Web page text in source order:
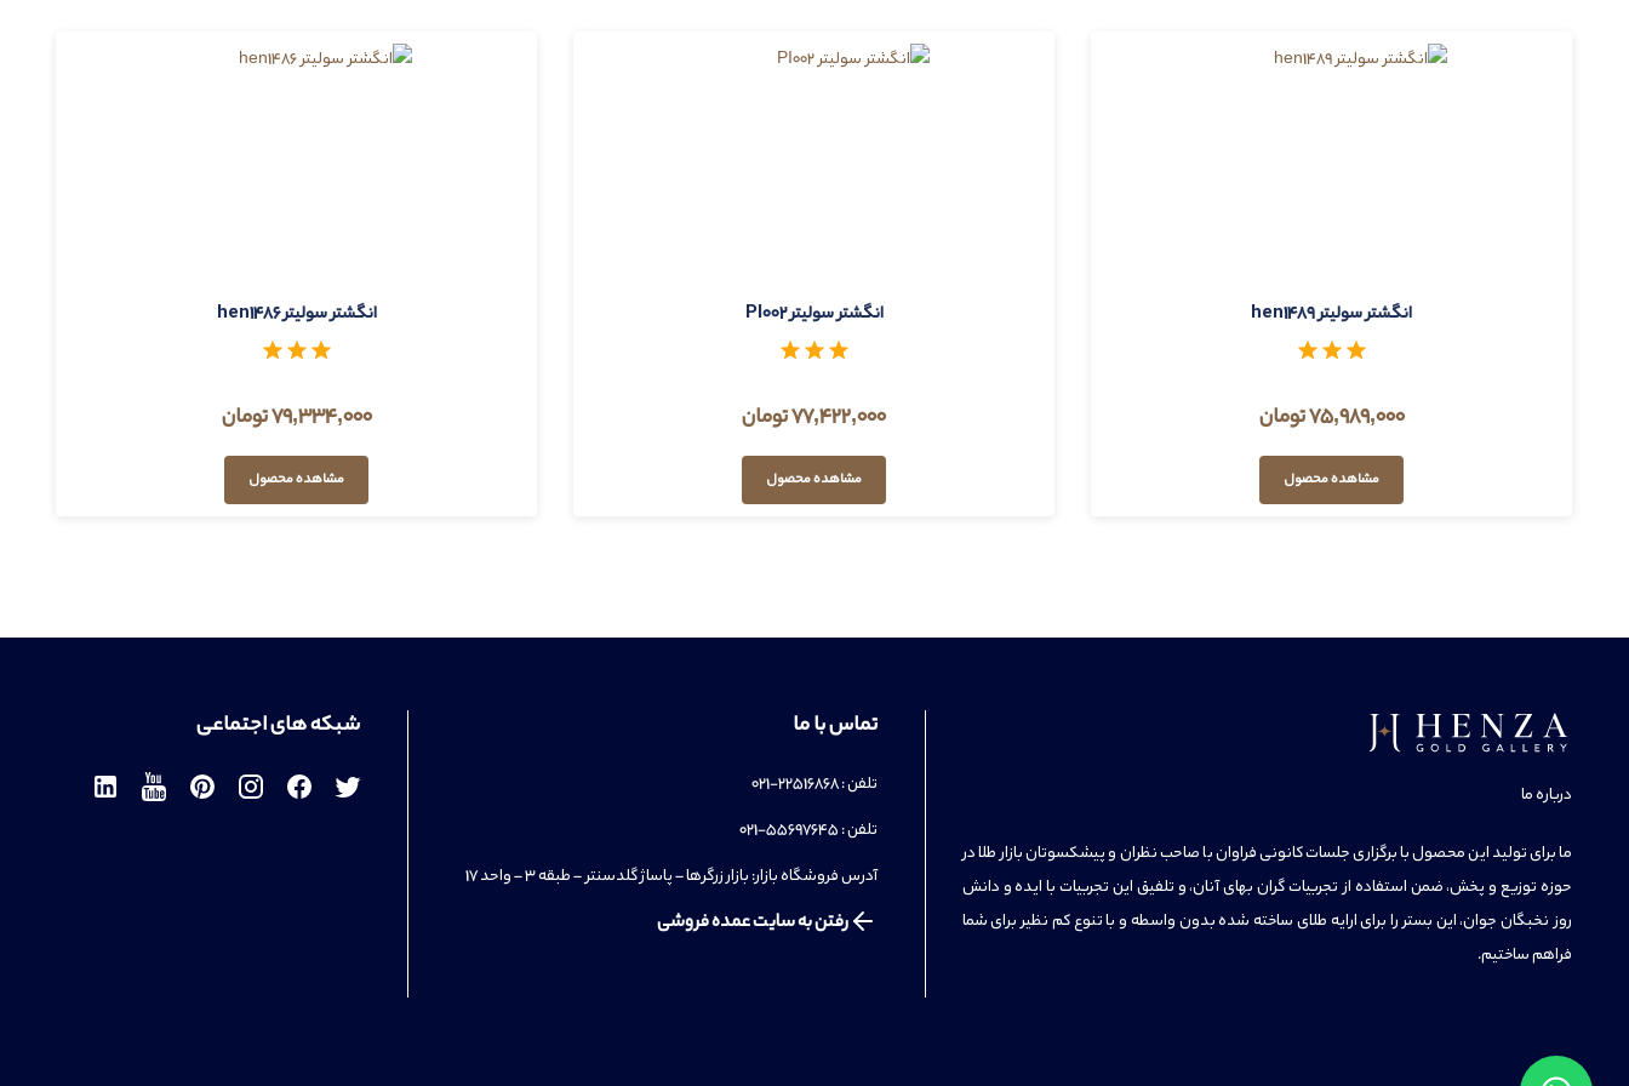
انگشتر سولیتر hen1489
75,989,000 تومان
مشاهده محصول
انگشتر سولیتر PI002
77,422,000 تومان
مشاهده محصول
انگشتر سولیتر hen1486
79,334,000 تومان
مشاهده محصول
درباره ما
ما برای تولید این محصول با برگزاری جلسات کانونی فراوان با صاحب نظران و پیشکسوتان بازار طلا در
حوزه توزیع و پخش، ضمن استفاده از تجربیات گران بهای آنان، و تلفیق این تجربیات با ایده و دانش
روز نخبگان جوان، این بستر را برای ارایه طلای ساخته شده بدون واسطه و با تنوع کم نظیر برای شما
فراهم ساختیم.
تماس با ما
تلفن : 22516868-021
تلفن : 55697645-021
آدرس فروشگاه بازار: بازار زرگرها – پاساژ گلدسنتر – طبقه 3 – واحد 17
رفتن به سایت عمده فروشی
شبکه های اجتماعی